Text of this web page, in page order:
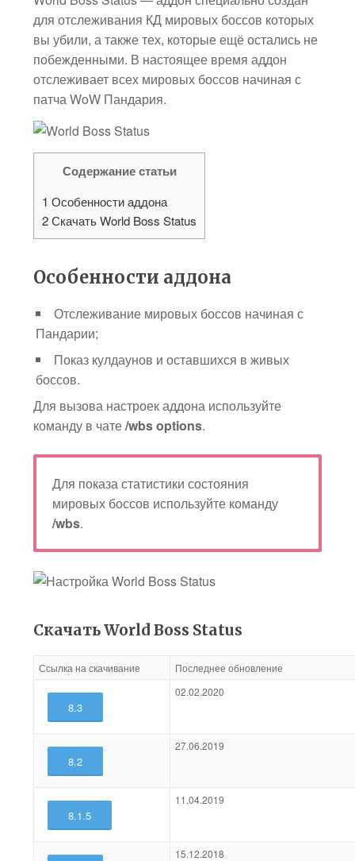
для отслеживания КД мировых боссов которых
вы убили, а также тех, которые ещё остались не
побежденными. В настоящее время аддон
отслеживает всех мировых боссов начиная с
патча WoW Пандария.
Содержание статьи
1 Особенности аддона
2Скачать World Boss Status
Особенности аддона
Отслеживание мировых боссов начиная с
Пандарии;
Показ кулдаунов и оставшихся в живых
боссов.
Для вызова настроек аддона используйте
команду в чате/wbs options.
Для показа статистики состояния
мировых боссов используйте команду
/wbs.
Скачать World Boss Status
Ссылка на скачивание Последнее обновление
8.3
02.02.2020
8.2
27.06.2019
8.1.5
11.04.2019
15.12.2018